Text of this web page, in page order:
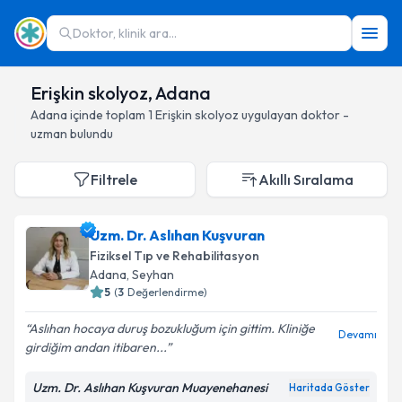
Doktor, klinik ara...
Erişkin skolyoz, Adana
Adana içinde toplam 1 Erişkin skolyoz uygulayan doktor -
uzman bulundu
Filtrele Akıllı Sıralama
Uzm. Dr. Aslıhan Kuşvuran
Fiziksel Tıp ve Rehabilitasyon
Adana, Seyhan
5 (3 Değerlendirme)
Aslıhan hocaya duruş bozukluğum için gittim. Kliniğe
girdiğim andan itibaren...
Devamı
Uzm. Dr. Aslıhan Kuşvuran Muayenehanesi Haritada Göster